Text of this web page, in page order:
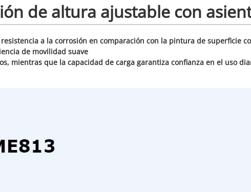
de altura ajustable con
a la corrosión en comparación con la pintura de superficie
de movilidad suave
mientras que la capacidad de carga garantiza confianza en el uso